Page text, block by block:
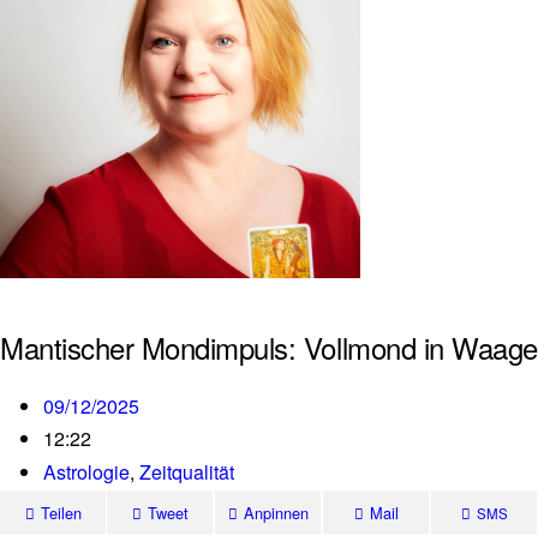
Mantischer Mondimpuls: Vollmond in Waage
09/12/2025
12:22
Astrologie, Zeitqualität
Teilen Tweet Anpinnen Mail SMS